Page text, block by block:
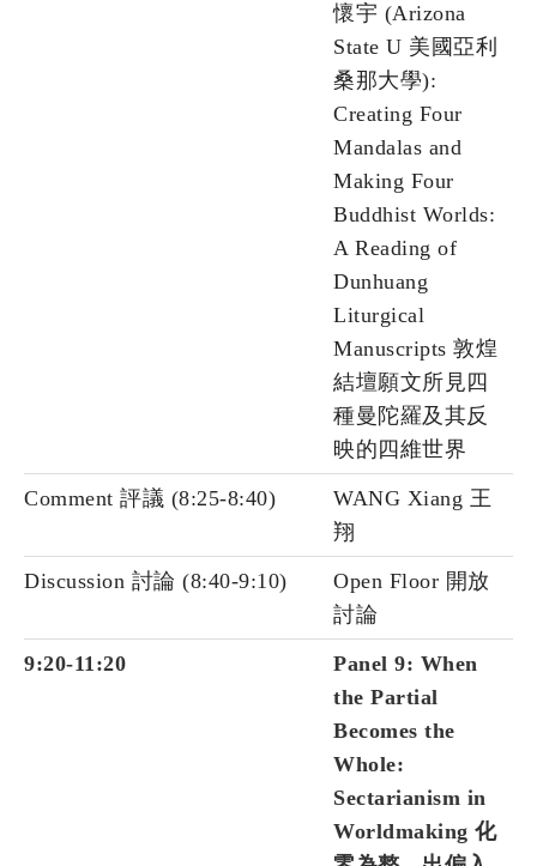
懷宇 (Arizona
State U 美國亞利
桑那大學):
Creating Four
Mandalas and
Making Four
Buddhist Worlds:
A Reading of
Dunhuang
Liturgical
Manuscripts 敦煌
結壇願文所見四
種曼陀羅及其反
映的四維世界
Comment 評議 (8:25-8:40)
WANG Xiang 王
翔
Discussion 討論 (8:40-9:10)
Open Floor 開放
討論
9:20-11:20
Panel 9: When
the Partial
Becomes the
Whole:
Sectarianism in
Worldmaking 化